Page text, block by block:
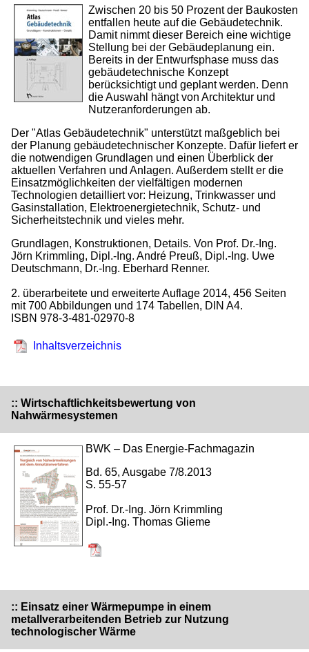
Zwischen 20 bis 50 Prozent der Baukosten
entfallen heute auf die Gebäudetechnik.
Damit nimmt dieser Bereich eine wichtige
Stellung bei der Ge­bäudeplanung ein.
Bereits in der Entwurfsphase muss das
gebäudetechnische Konzept
berücksichtigt und geplant werden. Denn
die Auswahl hängt von Architektur und
Nutzeranforderungen ab.
Der "Atlas Gebäudetechnik" unterstützt maßgeblich bei
der Planung gebäudetechnischer Konzepte. Dafür liefert er
die notwendigen Grundlagen und einen Überblick der
aktuellen Verfahren und Anlagen. Außer­dem stellt er die
Einsatzmög­lichkeiten der vielfältigen mo­dernen
Technologien detailliert vor: Heizung, Trinkwasser­ und
Gasinstallation, Elektro­energietechnik, Schutz- und
Sicherheitstechnik und vieles mehr.
Grundlagen, Konstruktio­nen, Details. Von Prof. Dr.-Ing.
Jörn Krimmling, Dipl.-Ing. André Preuß, Dipl.-Ing. Uwe
Deutschmann, Dr.-Ing. Eberhard Renner.
2. überarbeitete und erweiterte Auflage 2014, 456 Seiten
mit 700 Abbildungen und 174 Tabellen, DIN A4.
ISBN 978-3-481-02970-8
Inhaltsverzeichnis
:: Wirtschaftlichkeitsbewertung von
Nahwärmesystemen
BWK – Das Energie-Fachmagazin
Bd. 65, Ausgabe 7/8.2013
S. 55-57
Prof. Dr.-Ing. Jörn Krimmling
Dipl.-Ing. Thomas Glieme
:: Einsatz einer Wärmepumpe in einem
metallverarbeitenden Betrieb zur Nutzung
technologischer Wärme